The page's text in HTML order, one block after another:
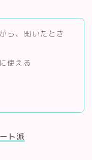
ら、開いたとき
使える
ト派